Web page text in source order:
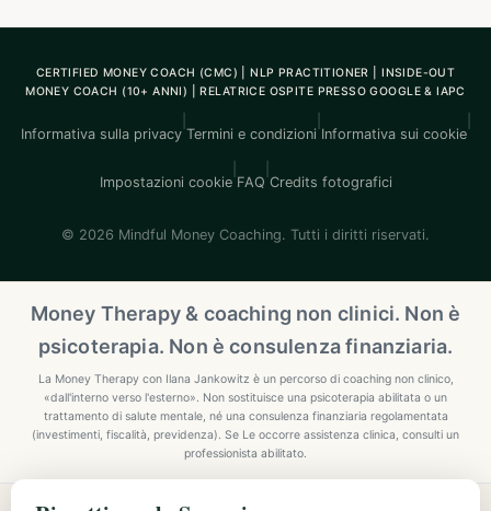
CERTIFIED MONEY COACH (CMC) | NLP PRACTITIONER | INSIDE-OUT
MONEY COACH (10+ ANNI) | RELATRICE OSPITE PRESSO GOOGLE & IAPC
Informativa sulla privacy Termini e condizioni Informativa sui cookie
Impostazioni cookie FAQ Credits fotografici
© 2026 Mindful Money Coaching. Tutti i diritti riservati.
Money Therapy & coaching non clinici. Non è
psicoterapia. Non è consulenza finanziaria.
La Money Therapy con Ilana Jankowitz è un percorso di coaching non clinico,
«dall'interno verso l'esterno». Non sostituisce una psicoterapia abilitata o un
trattamento di salute mentale, né una consulenza finanziaria regolamentata
(investimenti, fiscalità, previdenza). Se Le occorre assistenza clinica, consulti un
professionista abilitato.